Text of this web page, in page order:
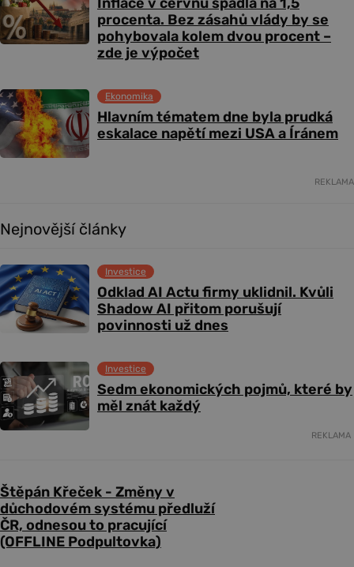
procenta. Bez zásahů vlády by se
pohybovala kolem dvou procent –
zde je výpočet
Hlavním tématem dne byla prudká
eskalace napětí mezi USA a Íránem
Ekonomika
REKLAMA
Nejnovější články
Odklad AI Actu firmy uklidnil. Kvůli
Shadow AI přitom porušují
povinnosti už dnes
Investice
Sedm ekonomických pojmů, které by
měl znát každý
Investice
REKLAMA
Štěpán Křeček - Změny v
důchodovém systému předluží
ČR, odnesou to pracující
(OFFLINE Podpultovka)